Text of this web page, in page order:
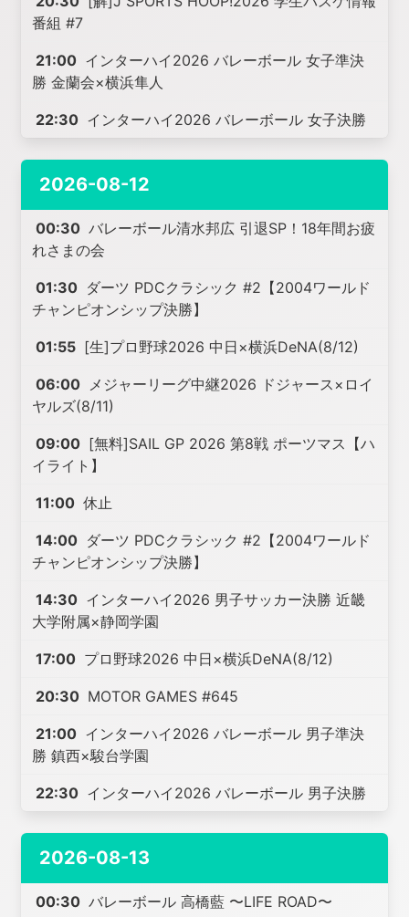
番組 #7
21:00 インターハイ2026 バレーボール 女子準決
勝 金蘭会×横浜隼人
22:30 インターハイ2026 バレーボール 女子決勝
2026-08-12
00:30 バレーボール清水邦広 引退SP！18年間お疲
れさまの会
01:30 ダーツ PDCクラシック #2【2004ワールド
チャンピオンシップ決勝】
01:55 [生]プロ野球2026 中日×横浜DeNA(8/12)
06:00 メジャーリーグ中継2026 ドジャース×ロイ
ヤルズ(8/11)
09:00 [無料]SAIL GP 2026 第8戦 ポーツマス【ハ
イライト】
11:00 休止
14:00 ダーツ PDCクラシック #2【2004ワールド
チャンピオンシップ決勝】
14:30 インターハイ2026 男子サッカー決勝 近畿
大学附属×静岡学園
17:00 プロ野球2026 中日×横浜DeNA(8/12)
20:30 MOTOR GAMES #645
21:00 インターハイ2026 バレーボール 男子準決
勝 鎮西×駿台学園
22:30 インターハイ2026 バレーボール 男子決勝
2026-08-13
00:30 バレーボール 高橋藍 〜LIFE ROAD〜